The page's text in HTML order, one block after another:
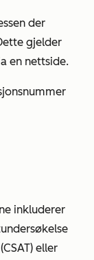
der
gjelder
en nettside.
inkluderer
(CSAT) eller